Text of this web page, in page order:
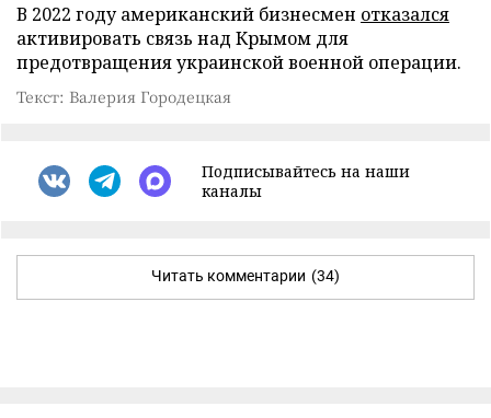
В 2022 году американский бизнесмен отказался
активировать связь над Крымом для
предотвращения украинской военной операции.
Текст: Валерия Городецкая
Подписывайтесь на наши
каналы
Читать комментарии (34)